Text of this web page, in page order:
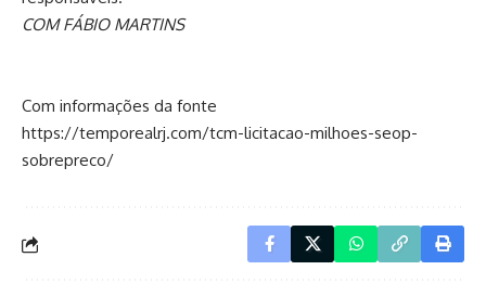
COM FÁBIO MARTINS
Com informações da fonte
https://temporealrj.com/tcm-licitacao-milhoes-seop-
sobrepreco/